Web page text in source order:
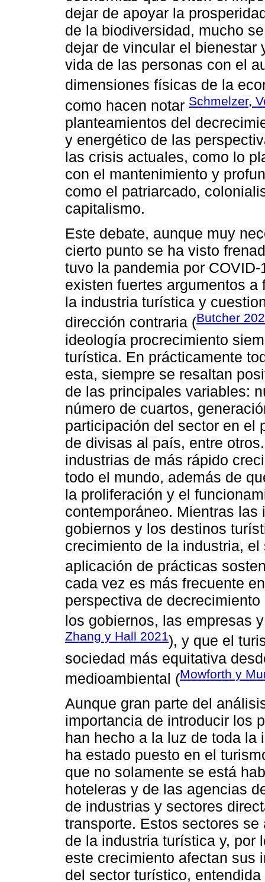
dejar de apoyar la
de la biodiversidad, mucho
dejar de vincular el
vida de las personas con el
dimensiones físicas de la
como hacen notar Schmelzer,
planteamientos del
y energético de las
las crisis actuales, como lo
con el mantenimiento y
como el patriarcado,
capitalismo.
Este debate, aunque muy
cierto punto se ha visto
tuvo la pandemia por
existen fuertes argumentos
la industria turística y
dirección contraria (Butcher
ideología procrecimiento
turística. En prácticamente
esta, siempre se resaltan
de las principales variables:
número de cuartos,
participación del sector en el
de divisas al país, entre
industrias de más rápido
todo el mundo, además de
la proliferación y el
contemporáneo. Mientras
gobiernos y los destinos
crecimiento de la industria,
aplicación de prácticas
cada vez es más frecuente
perspectiva de
los gobiernos, las empresas
Zhang y Hall 2021), y que el
sociedad más equitativa
medioambiental (Mowforth y
Aunque gran parte del
importancia de introducir los
han hecho a la luz de toda
ha estado puesto en el
que no solamente se está
hoteleras y de las agencias
de industrias y sectores
transporte. Estos sectores
de la industria turística y, por
este crecimiento afectan sus
del sector turístico,